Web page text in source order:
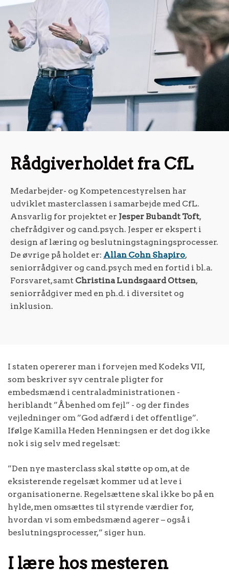
Rådgiverholdet fra CfL
Medarbejder- og Kompetencestyrelsen har
udviklet masterclassen i samarbejde med CfL.
Ansvarlig for projektet er Jesper Bubandt Toft,
chefrådgiver og cand.psych. Jesper er ekspert i
design af læring og beslutningstagningsprocesser.
De øvrige på holdet er: Allan Cohn Shapiro,
seniorrådgiver og cand.psych med en fortid i bl.a.
Forsvaret, samt Christina Lundsgaard Ottsen,
seniorrådgiver med en ph.d. i diversitet og
inklusion.
I staten opererer man i forvejen med Kodeks VII,
som beskriver syv centrale pligter for
embedsmænd i centraladministrationen -
heriblandt ”Åbenhed om fejl” - og der findes
vejledninger om ”God adfærd i det offentlige”.
Ifølge Kamilla Heden Henningsen er det dog ikke
nok i sig selv med regelsæt:
”Den nye masterclass skal støtte op om, at de
eksisterende regelsæt kommer ud at leve i
organisationerne. Regelsættene skal ikke bo på en
hylde, men omsættes til styrende værdier for,
hvordan vi som embedsmænd agerer – også i
beslutningsprocesser,” siger hun.
I lære hos mesteren